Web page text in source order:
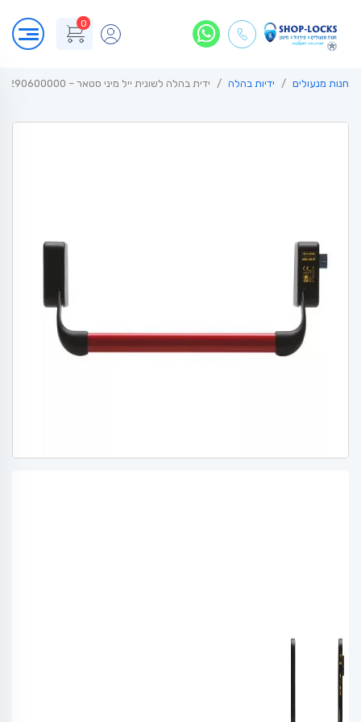
0
חנות מנעולים ידיות בהלה ידית בהלה לשונית ייל מיני סטאר – YALE MINISTAR 4290600000